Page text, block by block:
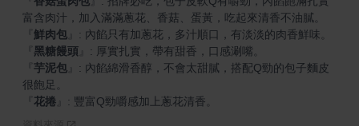
鮮肉包
黑糖饅頭
芋泥包
: 內餡綿滑香醇，不會太甜膩，搭配Q勁的包子麵皮
花捲 : 豐富Q勁嚼感加上蔥花清香。